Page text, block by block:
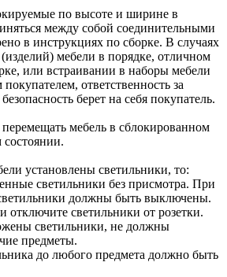
по высоте и ширине в
между собой соединительными
в инструкциях по сборке. В случаях
мебели в порядке, отличном
или встраивании в наборы мебели
ответственность за
берет на себя покупатель.
мебель в сблокированном
установлены светильники, то:
светильники без присмотра. При
должны быть выключены.
отключите светильники от розетки.
светильники, не должны
предметы.
до любого предмета должно быть